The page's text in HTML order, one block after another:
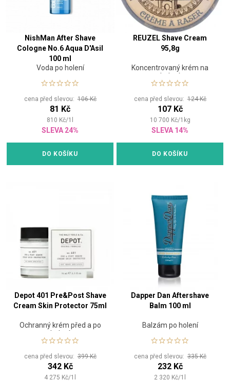
NishMan After Shave
Cologne No.6 Aqua D'Asil
100 ml
Voda po holení
cena před slevou:106 Kč
81 Kč
810 Kč/1
SLEVA 24%
DO KOŠÍKU
REUZEL Shave Cream
95,8g
Koncentrovaný krém na
holení
cena před slevou:124 Kč
107 Kč
10 700 Kč/1 kg
SLEVA 14%
DO KOŠÍKU
Depot 401 Pre&Post Shave
Cream Skin Protector 75ml
Ochranný krém před a po
holení
cena před slevou:399 Kč
342 Kč
4 275 Kč/1
Dapper Dan Aftershave
Balm 100 ml
Balzám po holení
cena před slevou:335 Kč
232 Kč
2 320 Kč/1